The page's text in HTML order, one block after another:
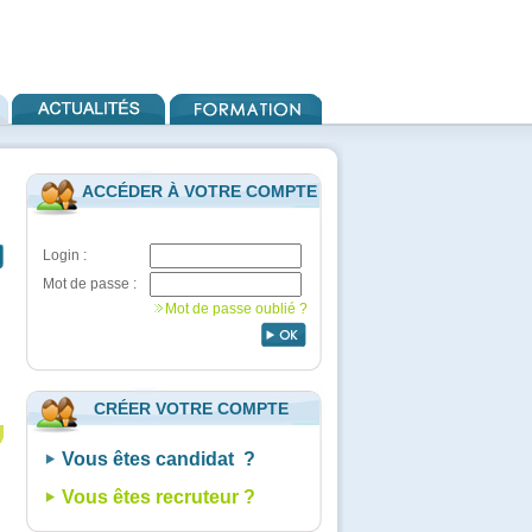
ACCÉDER À VOTRE COMPTE
Login :
Mot de passe :
Mot de passe oublié ?
CRÉER VOTRE COMPTE
Vous êtes candidat ?
Vous êtes recruteur ?